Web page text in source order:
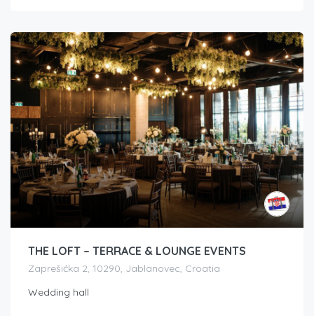
THE LOFT – TERRACE & LOUNGE EVENTS
Zaprešićka 2, 10290, Jablanovec, Croatia
Wedding hall